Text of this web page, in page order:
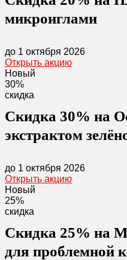
микроиглами
до 1 октября 2026
Открыть акцию
Новый
30%
скидка
Скидка 30% на
экстрактом
до 1 октября 2026
Открыть акцию
Новый
25%
скидка
Скидка 25% на
для проблемной